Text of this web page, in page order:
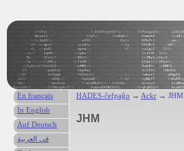
HADES-ĉefpaĝo → Ackr → JHM
JHM
En français
In English
Auf Deutsch
في العربية